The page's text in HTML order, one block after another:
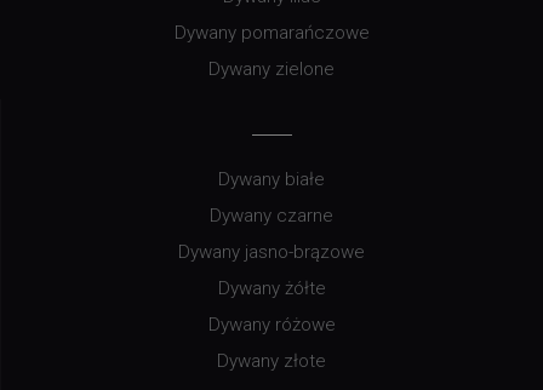
Dywany pomarańczowe
Dywany zielone
Dywany białe
Dywany czarne
Dywany jasno-brązowe
Dywany żółte
Dywany różowe
Dywany złote